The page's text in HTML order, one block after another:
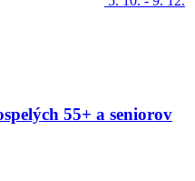
55+ a seniorov